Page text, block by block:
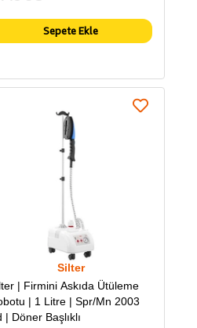
Sepete Ekle
Silter
| Firmini Askıda Ütüleme
| 1 Litre | Spr/Mn 2003
| Döner Başlıklı